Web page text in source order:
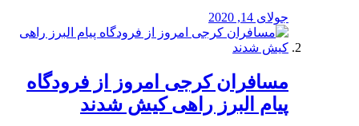
جولای 14, 2020
مسافران کرجی امروز از فرودگاه
پیام البرز راهی کیش شدند